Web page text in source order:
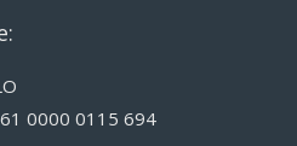
0000 0115 694